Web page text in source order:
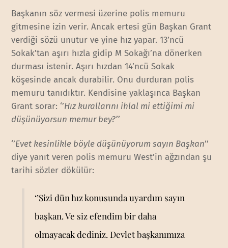
Başkanın söz vermesi üzerine polis memuru
gitmesine izin verir. Ancak ertesi gün Başkan Grant
verdiği sözü unutur ve yine hız yapar. 13’ncü
Sokak’tan aşırı hızla gidip M Sokağı’na dönerken
durması istenir. Aşırı hızdan 14’ncü Sokak
köşesinde ancak durabilir. Onu durduran polis
memuru tanıdıktır. Kendisine yaklaşınca Başkan
Grant sorar: ‘’Hız kurallarını ihlal mi ettiğimi mi
düşünüyorsun memur bey?’’
‘’Evet kesinlikle böyle düşünüyorum sayın Başkan’’
diye yanıt veren polis memuru West’in ağzından şu
tarihi sözler dökülür:
‘’Sizi dün hız konusunda uyardım sayın
başkan. Ve siz efendim bir daha
olmayacak dediniz. Devlet başkanımıza